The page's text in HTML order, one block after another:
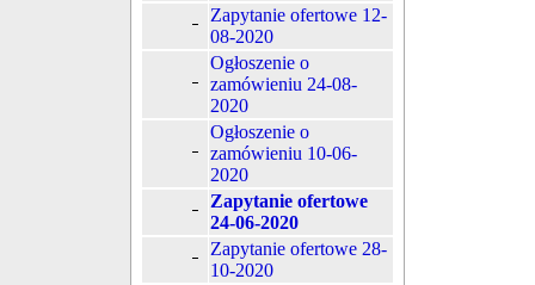
Zapytanie ofertowe 12-
08-2020
Ogłoszenie o
zamówieniu 24-08-
2020
Ogłoszenie o
zamówieniu 10-06-
2020
Zapytanie ofertowe
24-06-2020
Zapytanie ofertowe 28-
10-2020